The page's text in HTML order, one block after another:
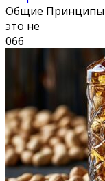
Общие Принципы
это не
066